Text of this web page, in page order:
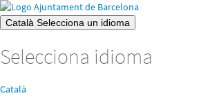
Català Selecciona un idioma
Selecciona idioma
Català